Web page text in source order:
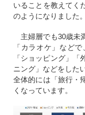
いることを教えてく
のようになりました。
主婦層でも30歳未
「カラオケ」など
「ショッピング」
ニング」などをした
全体的には「旅行・
くなっています。